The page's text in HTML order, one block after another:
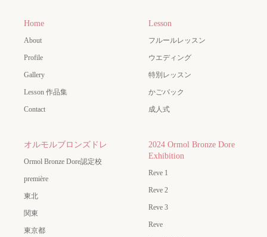
Home
About
Profile
Gallery
Lesson 作品集
Contact
Lesson
フルールレッスン
ウエディング
特別レッスン
かごバック
成人式
オルモルブロンズドレ
Ormol Bronze Dore認定校
première
東北
関東
東京都
2024 Ormol Bronze Dore
Exhibition
Reve 1
Reve 2
Reve 3
Reve